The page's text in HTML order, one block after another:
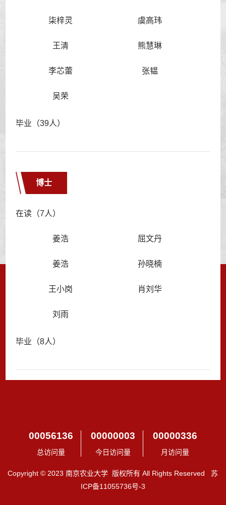
柒梓灵 虞高玮
王清 熊慧琳
李芯蕾 张韫
吴荣
毕业（39人）
博士
在读（7人）
姜浩 屈文丹
姜浩 孙晓楠
王小岗 肖刘华
刘雨
毕业（8人）
00056136
总访问量
00000003
今日访问量
00000336
月访问量
Copyright © 2023 南京农业大学 版权所有 All Rights Reserved 苏
ICP备11055736号-3